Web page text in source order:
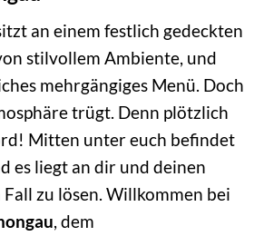
an einem festlich gedeckten
stilvollem Ambiente, und
mehrgängiges Menü. Doch
trügt. Denn plötzlich
Mitten unter euch befindet
es liegt an dir und deinen
zu lösen. Willkommen bei
, dem